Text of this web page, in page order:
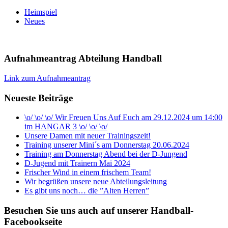
Heimspiel
Neues
Aufnahmeantrag Abteilung Handball
Link zum Aufnahmeantrag
Neueste Beiträge
\o/ \o/ \o/ Wir Freuen Uns Auf Euch am 29.12.2024 um 14:00
im HANGAR 3 \o/ \o/ \o/
Unsere Damen mit neuer Trainingszeit!
Training unserer Mini´s am Donnerstag 20.06.2024
Training am Donnerstag Abend bei der D-Jungend
D-Jugend mit Trainern Mai 2024
Frischer Wind in einem frischem Team!
Wir begrüßen unsere neue Abteilungsleitung
Es gibt uns noch… die ”Alten Herren”
Besuchen Sie uns auch auf unserer Handball-
Facebookseite